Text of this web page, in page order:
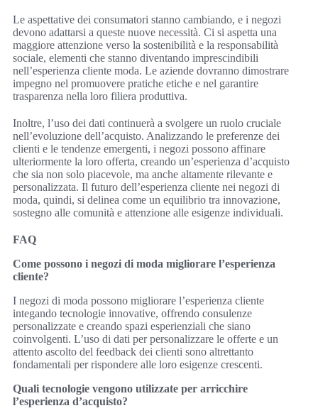
Le aspettative dei consumatori stanno cambiando, e i negozi
devono adattarsi a queste nuove necessità. Ci si aspetta una
maggiore attenzione verso la sostenibilità e la responsabilità
sociale, elementi che stanno diventando imprescindibili
nell’esperienza cliente moda. Le aziende dovranno dimostrare
impegno nel promuovere pratiche etiche e nel garantire
trasparenza nella loro filiera produttiva.
Inoltre, l’uso dei dati continuerà a svolgere un ruolo cruciale
nell’evoluzione dell’acquisto. Analizzando le preferenze dei
clienti e le tendenze emergenti, i negozi possono affinare
ulteriormente la loro offerta, creando un’esperienza d’acquisto
che sia non solo piacevole, ma anche altamente rilevante e
personalizzata. Il futuro dell’esperienza cliente nei negozi di
moda, quindi, si delinea come un equilibrio tra innovazione,
sostegno alle comunità e attenzione alle esigenze individuali.
FAQ
Come possono i negozi di moda migliorare l’esperienza
cliente?
I negozi di moda possono migliorare l’esperienza cliente
integando tecnologie innovative, offrendo consulenze
personalizzate e creando spazi esperienziali che siano
coinvolgenti. L’uso di dati per personalizzare le offerte e un
attento ascolto del feedback dei clienti sono altrettanto
fondamentali per rispondere alle loro esigenze crescenti.
Quali tecnologie vengono utilizzate per arricchire
l’esperienza d’acquisto?